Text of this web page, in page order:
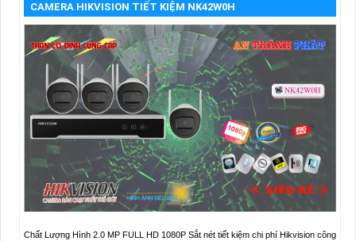
CAMERA HIKVISION TIẾT KIỆM NK42W0H
Chất Lượng Hình 2.0 MP FULL HD 1080P Sắt nét tiết kiệm chi phí Hikvision công